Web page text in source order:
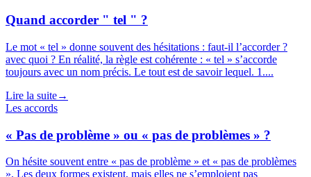
Quand accorder " tel " ?
Le mot « tel » donne souvent des hésitations : faut-il l’accorder ?
avec quoi ? En réalité, la règle est cohérente : « tel » s’accorde
toujours avec un nom précis. Le tout est de savoir lequel. 1....
Lire la suite→
Les accords
« Pas de problème » ou « pas de problèmes » ?
On hésite souvent entre « pas de problème » et « pas de problèmes
». Les deux formes existent, mais elles ne s’emploient pas